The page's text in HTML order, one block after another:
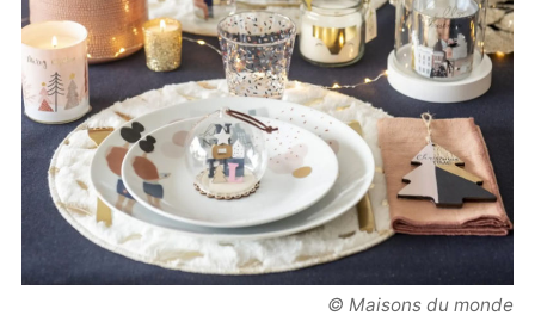
© Maisons du monde